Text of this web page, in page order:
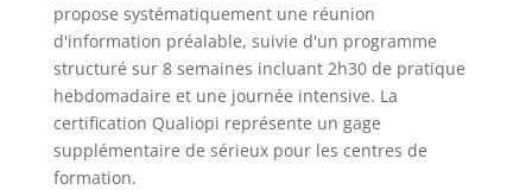
propose systématiquement une réunion
d'information préalable, suivie d'un programme
structuré sur 8 semaines incluant 2h30 de pratique
hebdomadaire et une journée intensive. La
certification Qualiopi représente un gage
supplémentaire de sérieux pour les centres de
formation.